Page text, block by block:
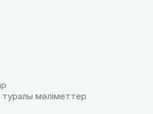
туралы мәлiметтер